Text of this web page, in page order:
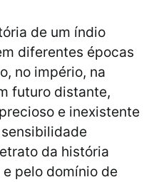
de um índio
diferentes épocas
no império, na
futuro distante,
e inexistente
da história
pelo domínio de